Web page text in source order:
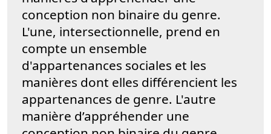
conception non binaire du genre.
L'une, intersectionnelle, prend en
compte un ensemble
d'appartenances sociales et les
manières dont elles différencient les
appartenances de genre. L'autre
manière d’appréhender une